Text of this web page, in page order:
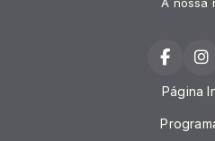
Página